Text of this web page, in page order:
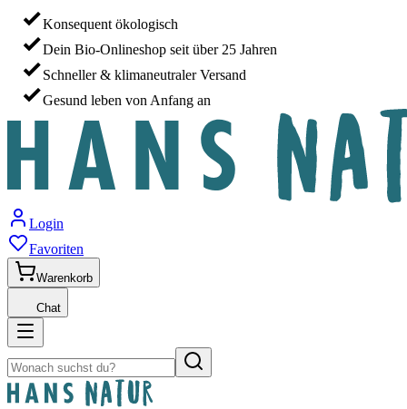
Konsequent ökologisch
Dein Bio-Onlineshop seit über 25 Jahren
Schneller & klimaneutraler Versand
Gesund leben von Anfang an
Login
Favoriten
Warenkorb
Chat